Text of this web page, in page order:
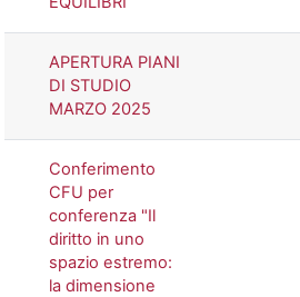
APERTURA PIANI
DI STUDIO
MARZO 2025
Conferimento
CFU per
conferenza "Il
diritto in uno
spazio estremo:
la dimensione